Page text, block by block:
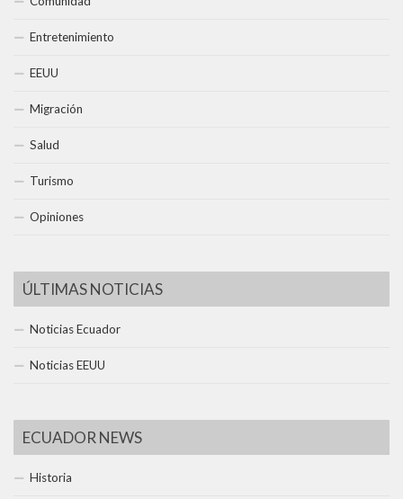
Entretenimiento
EEUU
Migración
Salud
Turismo
Opiniones
ÚLTIMAS NOTICIAS
Noticias Ecuador
Noticias EEUU
ECUADOR NEWS
Historia